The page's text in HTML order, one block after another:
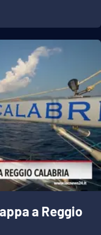
a Reggio